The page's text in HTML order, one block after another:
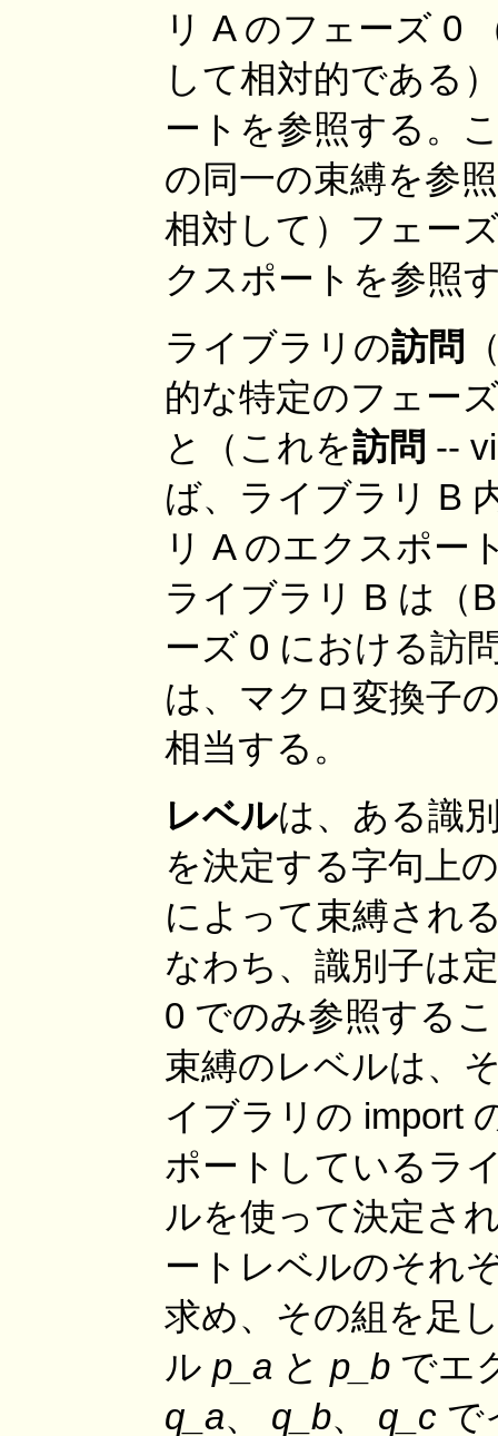
リ A のフェーズ 0
して相対的である
ートを参照する。
の同一の束縛を参
相対して）フェー
クスポートを参照
ライブラリの訪問
的な特定のフェー
と（これを訪問 --
ば、ライブラリ B
リ A のエクスポー
ライブラリ B は（
ーズ 0 における訪
は、マクロ変換子
相当する。
レベルは、ある識
を決定する字句上
によって束縛され
なわち、識別子は
0 でのみ参照する
束縛のレベルは、
イブラリの import
ポートしているラ
ルを使って決定さ
ートレベルのそれ
求め、その組を足
ル p_a と p_b でエ
q_a、 q_b、 q_c で